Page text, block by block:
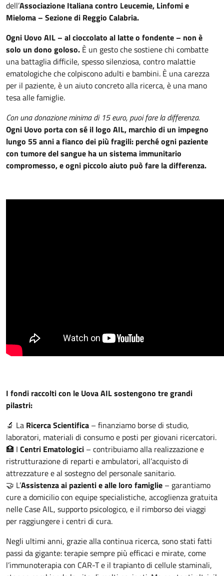
dell’Associazione Italiana contro Leucemie, Linfomi e
Mieloma – Sezione di Reggio Calabria.
Ogni Uovo AIL – al cioccolato al latte o fondente – non è
solo un dono goloso. È un gesto che sostiene chi combatte
una battaglia difficile, spesso silenziosa, contro malattie
ematologiche che colpiscono adulti e bambini. È una carezza
per il paziente, è un aiuto concreto alla ricerca, è una mano
tesa alle famiglie.
Con una donazione minima di 15 euro, puoi fare la differenza.
Ogni Uovo porta con sé il logo AIL, marchio di un impegno
lungo 55 anni a fianco dei più fragili: perché ogni paziente
con tumore del sangue ha un sistema immunitario
compromesso, e ogni piccolo aiuto può fare la differenza.
I fondi raccolti con le Uova AIL sostengono tre grandi
pilastri:
🔬 La Ricerca Scientifica – finanziamo borse di studio,
laboratori, materiali di consumo e posti per giovani ricercatori.
🏥 I Centri Ematologici – contribuiamo alla realizzazione e
ristrutturazione di reparti e ambulatori, all’acquisto di
attrezzature e al sostegno del personale sanitario.
🤝 L’Assistenza ai pazienti e alle loro famiglie – garantiamo
cure a domicilio con equipe specialistiche, accoglienza gratuita
nelle Case AIL, supporto psicologico, e il rimborso dei viaggi
per raggiungere i centri di cura.
Negli ultimi anni, grazie alla continua ricerca, sono stati fatti
passi da gigante: terapie sempre più efficaci e mirate, come
l’immunoterapia con CAR-T e il trapianto di cellule staminali,